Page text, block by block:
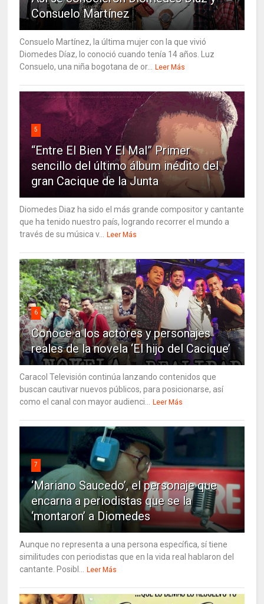
Consuelo Martínez
Consuelo Martínez, la última mujer con la que vivió
Diomedes Díaz, lo conoció cuando tenía 14 años. Luz
Consuelo, una niña bogotana de or...
Leer Más
5
“Entre El Bien Y El Mal” Primer
sencillo del último álbum inédito del
gran Cacique de la Junta
Diomedes Diaz ha sido el más grande compositor y cantante
que ha tenido nuestro país, logrando recorrer el mundo a
través de su música v...
Leer Más
6
Conoce a los actores y personajes
reales de la novela ‘El hijo del Cacique’
Caracol Televisión continúa lanzando contenidos que
buscan cautivar nuevos públicos, para posicionarse, así
como el canal con mayor audienci...
Leer Más
7
‘Mariano Saucedo’, el personaje que
encarna a periodistas que se la
‘montaron’ a Diomedes
Aunque no representa a una persona específica, sí tiene
similitudes con periodistas que en la vida real hablaron del
cantante. Posibl...
Leer Más